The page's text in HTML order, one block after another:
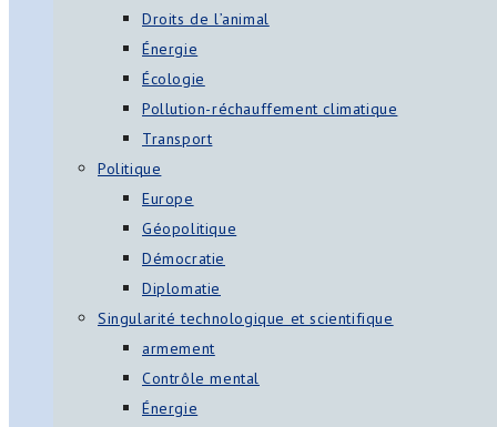
Droits de l’animal
Énergie
Écologie
Pollution-réchauffement climatique
Transport
Politique
Europe
Géopolitique
Démocratie
Diplomatie
Singularité technologique et scientifique
armement
Contrôle mental
Énergie